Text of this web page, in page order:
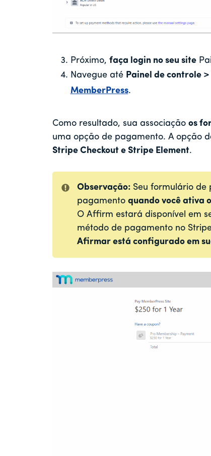
Próximo, faça login no seu site
Navegue até Painel de controle
MemberPress.
Como resultado, sua associação os
uma opção de pagamento. A opção
Stripe Checkout e Stripe Element.
Observação: Seu formulário
pagamento quando você ativa o
O Affirm estará disponível em
método de pagamento no
Afirmar está configurado em